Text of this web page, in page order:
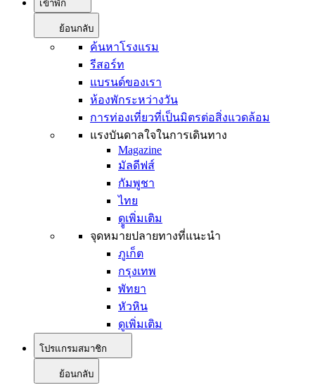
เข้าพัก
ย้อนกลับ
ค้นหาโรงแรม
รีสอร์ท
แบรนด์ของเรา
ห้องพักระหว่างวัน
การท่องเที่ยวที่เป็นมิตรต่อสิ่งแวดล้อม
แรงบันดาลใจในการเดินทาง
Magazine
มัลดีฟส์
กัมพูชา
ไทย
ดููเพิ่มเติม
จุดหมายปลายทางที่แนะนำ
ภูเก็ต
กรุงเทพ
พัทยา
หัวหิน
ดูเพิ่มเติม
โปรแกรมสมาชิก
ย้อนกลับ